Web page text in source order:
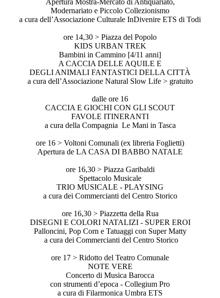
Apertura Mostra-Mercato di Antiquariato,
Modernariato e Piccolo Collezionismo
a cura dell’Associazione Culturale InDivenire ETS di Todi
ore 14,30 > Piazza del Popolo
KIDS URBAN TREK
Bambini in Cammino [4/11 anni]
A CACCIA DELLE AQUILE E
DEGLI ANIMALI FANTASTICI DELLA CITTÀ
a cura dell’Associazione Natural Slow Life > gratuito
dalle ore 16
CACCIA E GIOCHI CON GLI SCOUT
FAVOLE ITINERANTI
a cura della Compagnia Le Mani in Tasca
ore 16 > Voltoni Comunali (ex libreria Foglietti)
Apertura de LA CASA DI BABBO NATALE
ore 16,30 > Piazza Garibaldi
Spettacolo Musicale
TRIO MUSICALE - PLAYSING
a cura dei Commercianti del Centro Storico
ore 16,30 > Piazzetta della Rua
DISEGNI E COLORI NATALIZI - SUPER EROI
Palloncini, Pop Corn e Tatuaggi con Super Matty
a cura dei Commercianti del Centro Storico
ore 17 > Ridotto del Teatro Comunale
NOTE VERE
Concerto di Musica Barocca
con strumenti d’epoca - Collegium Pro
a cura di Filarmonica Umbra ETS